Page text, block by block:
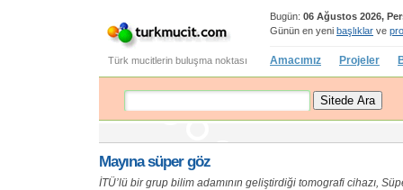
Bugün: 06 Ağustos 2026,
Günün en yeni başlıklar ve
Türk mucitlerin buluşma noktası Amacımız Projeler
Mayına süper göz
İTÜ’lü bir grup bilim adamının geliştirdiği tomografi cihazı,